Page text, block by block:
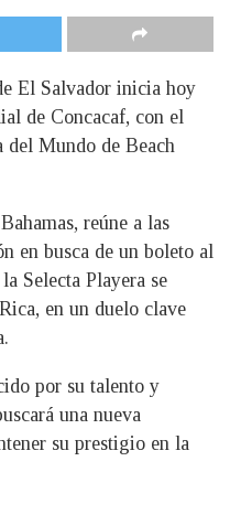
El Salvador inicia hoy
de Concacaf, con el
Mundo de Beach
reúne a las
en busca de un boleto al
Selecta Playera se
en un duelo clave
por su talento y
una nueva
su prestigio en la